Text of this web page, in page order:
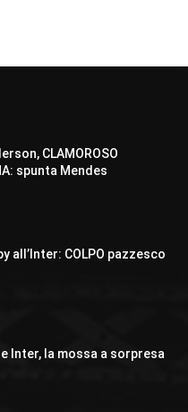
CLAMOROSO
spunta Mendes
all’Inter: COLPO pazzesco
Inter, la mossa a sorpresa